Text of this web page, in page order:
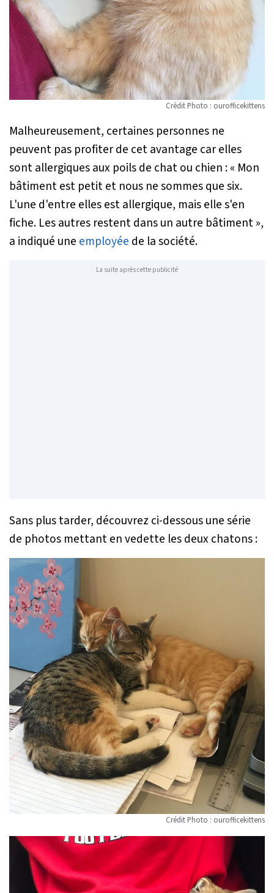
Crédit Photo : ourofficekittens
Malheureusement, certaines personnes ne
peuvent pas profiter de cet avantage car elles
sont allergiques aux poils de chat ou chien :« Mon
bâtiment est petit et nous ne sommes que six.
L'une d'entre elles est allergique, mais elle s'en
fiche. Les autres restent dans un autre bâtiment »,
a indiqué une employée de la société.
La suite après cette publicité
Sans plus tarder, découvrez ci-dessous une série
de photos mettant en vedette les deux chatons :
Crédit Photo : ourofficekittens